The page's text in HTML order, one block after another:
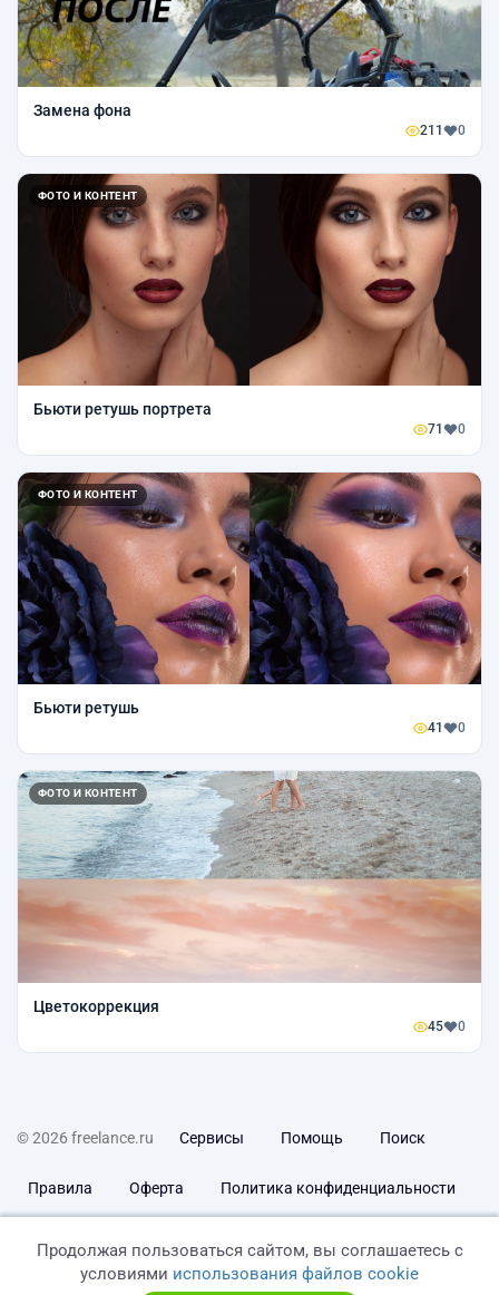
Замена фона
211 0
ФОТО И КОНТЕНТ
Бьюти ретушь портрета
71 0
ФОТО И КОНТЕНТ
Бьюти ретушь
41 0
ФОТО И КОНТЕНТ
Цветокоррекция
45 0
© 2026 freelance.ru Сервисы Помощь Поиск
Правила Оферта Политика конфиденциальности
Продолжая пользоваться сайтом, вы соглашаетесь с
условиями использования файлов cookie